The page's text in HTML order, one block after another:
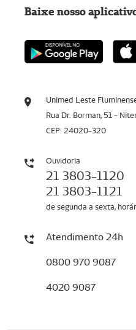
Unimed Leste
Rua Dr. Borman, 51 -
CEP: 24020-320
Ouvidoria
21 3803-1120
21 3803-1121
de segunda a sexta,
Atendimento 24h
0800 970 9087
4020 9087
Baixe nosso